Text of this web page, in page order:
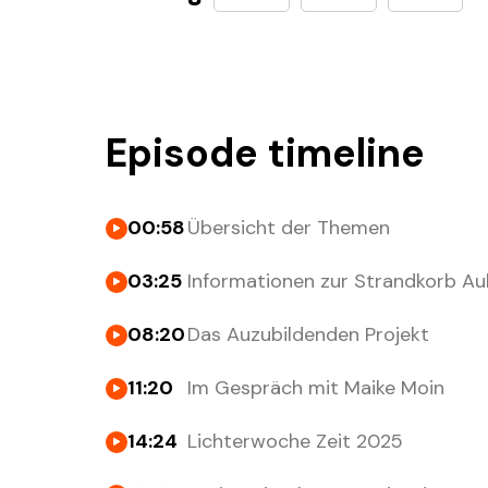
Episode timeline
00:58Übersicht der Themen
03:25 Informationen zur Strandkorb
08:20Das Auzubildenden Projekt
11:20 Im Gespräch mit Maike Moin
14:24 Lichterwoche Zeit 2025